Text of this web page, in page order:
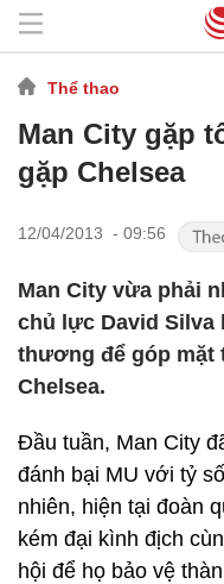
Thể thao
Man City gặp
gặp Chelsea
12/04/2013 - 09:56
Man City vừa phải
chủ lực David Silva
thương để góp mặt
Chelsea.
Đầu tuần, Man City
đánh bại MU với tỷ
nhiên, hiện tại đoàn
kém đại kình địch
hội để họ bảo vệ